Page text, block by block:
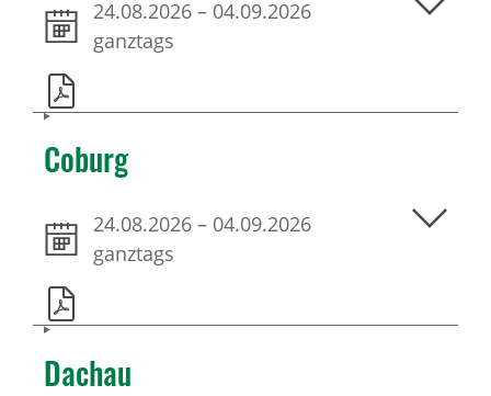
24.08.2026 – 04.09.2026
ganztags
Coburg
24.08.2026 – 04.09.2026
ganztags
Dachau